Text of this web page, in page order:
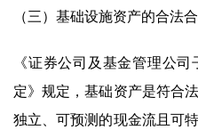
（三）基础设施资产的合法
《证券公司及基金管理公
定》规定，基础资产是符合
独立、可预测的现金流且可